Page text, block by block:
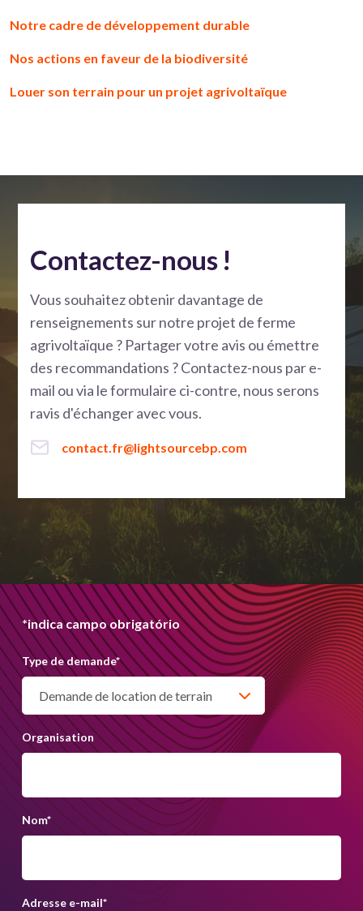
Notre cadre de développement durable
Nos actions en faveur de la biodiversité
Louer son terrain pour un projet agrivoltaïque
Contactez-nous !
Vous souhaitez obtenir davantage de
renseignements sur notre projet de ferme
agrivoltaïque ? Partager votre avis ou émettre
des recommandations ? Contactez-nous par e-
mail ou via le formulaire ci-contre, nous serons
ravis d'échanger avec vous.
contact.fr@lightsourcebp.com
*indica campo obrigatório
Type de demande*
Organisation
Nom*
Adresse e-mail*